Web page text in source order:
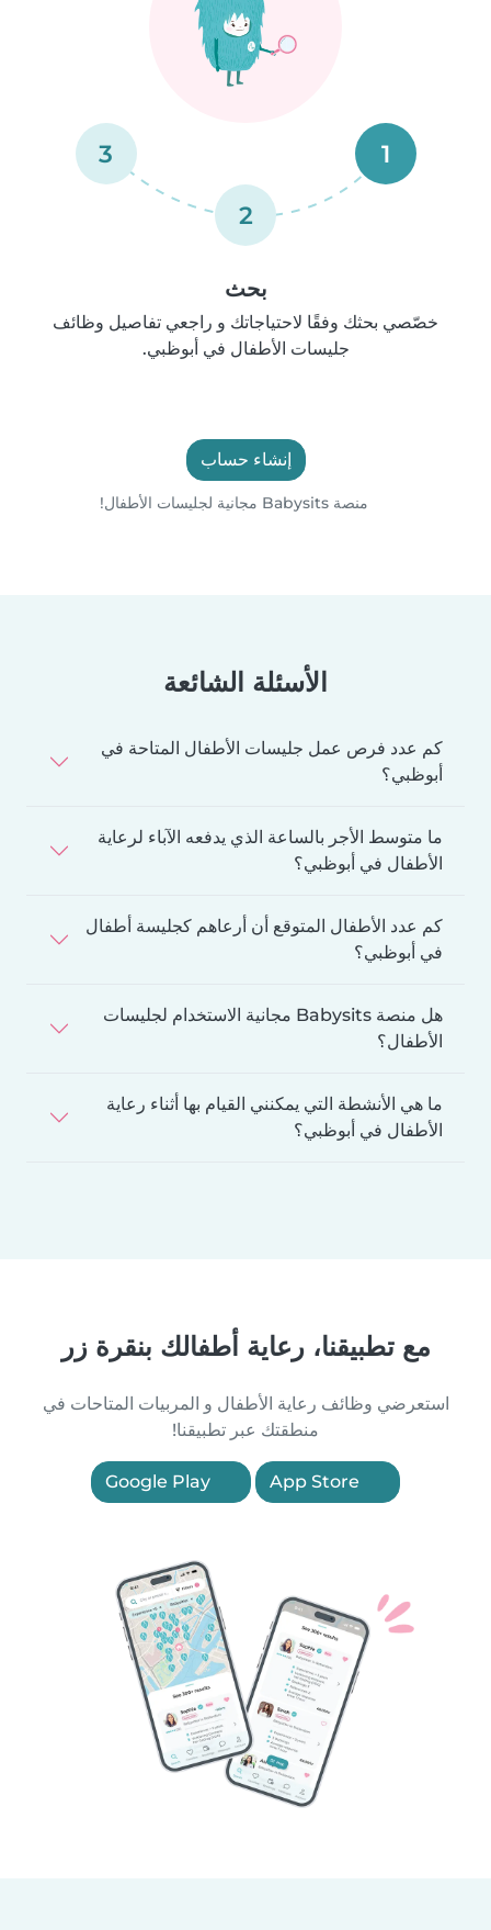
1
2
3
بحث
خصّصي بحثك وفقًا لاحتياجاتك و راجعي تفاصيل وظائف
جليسات الأطفال في أبوظبي.
إنشاء حساب
منصة Babysits مجانية لجليسات الأطفال!
الأسئلة الشائعة
كم عدد فرص عمل جليسات الأطفال المتاحة في
أبوظبي؟
ما متوسط الأجر بالساعة الذي يدفعه الآباء لرعاية
الأطفال في أبوظبي؟
كم عدد الأطفال المتوقع أن أرعاهم كجليسة أطفال
في أبوظبي؟
هل منصة Babysits مجانية الاستخدام لجليسات
الأطفال؟
ما هي الأنشطة التي يمكنني القيام بها أثناء رعاية
الأطفال في أبوظبي؟
مع تطبيقنا، رعاية أطفالك بنقرة زر
استعرضي وظائف رعاية الأطفال و المربيات المتاحات في
منطقتك عبر تطبيقنا!